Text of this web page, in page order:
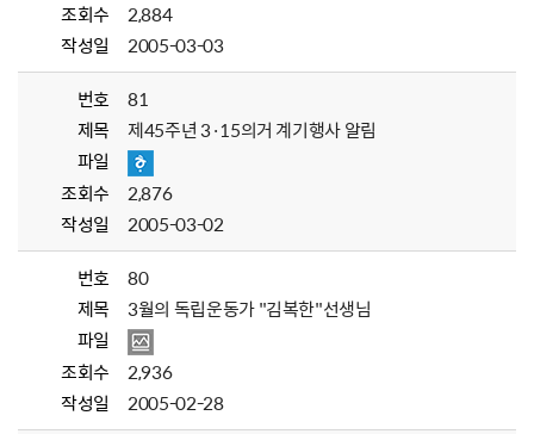
조회수
2,884
작성일
2005-03-03
번호
81
제목
제45주년 3·15의거 계기행사 알림
파일
조회수
2,876
작성일
2005-03-02
번호
80
제목
3월의 독립운동가 "김복한"선생님
파일
조회수
2,936
작성일
2005-02-28